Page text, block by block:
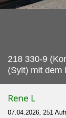
218 330-9
(Sylt) mit dem
Rene L
07.04.2026, 251